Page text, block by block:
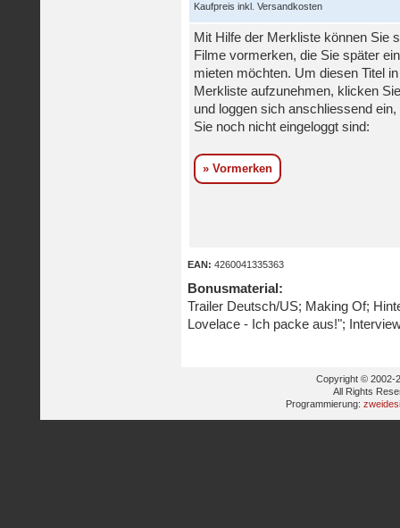
Kaufpreis inkl. Versandkosten
Mit Hilfe der Merkliste können Sie
Filme vormerken, die Sie später
mieten möchten. Um diesen Titel
Merkliste aufzunehmen, klicken
und loggen sich anschliessend ein,
Sie noch nicht eingeloggt sind:
» Vormerken
EAN: 4260041335363
Bonusmaterial:
Trailer Deutsch/US; Making Of;
Lovelace - Ich packe aus!";
Copyright © 2002-
All Rights
Programmierung: